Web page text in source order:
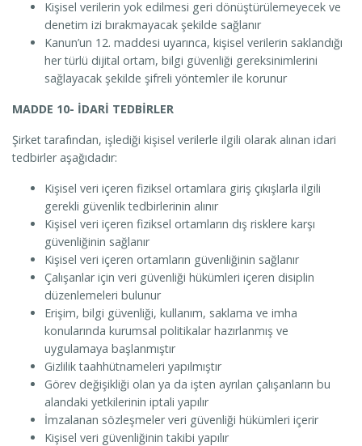
Kişisel verilerin yok edilmesi geri dönüştürülemeyecek ve
denetim izi bırakmayacak şekilde sağlanır
Kanun’un 12. maddesi uyarınca, kişisel verilerin saklandığı
her türlü dijital ortam, bilgi güvenliği gereksinimlerini
sağlayacak şekilde şifreli yöntemler ile korunur
MADDE 10- İDARİ TEDBİRLER
Şirket tarafından, işlediği kişisel verilerle ilgili olarak alınan idari
tedbirler aşağıdadır:
Kişisel veri içeren fiziksel ortamlara giriş çıkışlarla ilgili
gerekli güvenlik tedbirlerinin alınır
Kişisel veri içeren fiziksel ortamların dış risklere karşı
güvenliğinin sağlanır
Kişisel veri içeren ortamların güvenliğinin sağlanır
Çalışanlar için veri güvenliği hükümleri içeren disiplin
düzenlemeleri bulunur
Erişim, bilgi güvenliği, kullanım, saklama ve imha
konularında kurumsal politikalar hazırlanmış ve
uygulamaya başlanmıştır
Gizlilik taahhütnameleri yapılmıştır
Görev değişikliği olan ya da işten ayrılan çalışanların bu
alandaki yetkilerinin iptali yapılır
İmzalanan sözleşmeler veri güvenliği hükümleri içerir
Kişisel veri güvenliğinin takibi yapılır